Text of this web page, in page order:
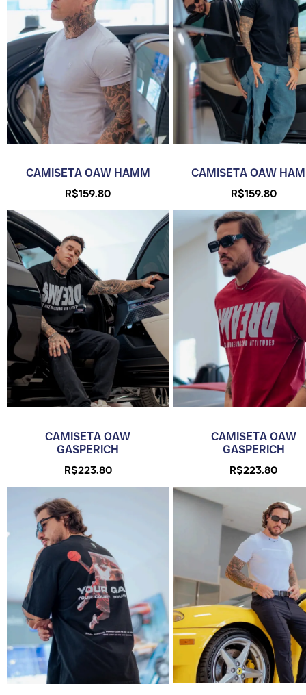
CAMISETA OAW HAMM
R$159.80
CAMISETA OAW
R$159.80
CAMISETA OAW
GASPERICH
R$223.80
CAMISETA OAW
GASPERICH
R$223.80